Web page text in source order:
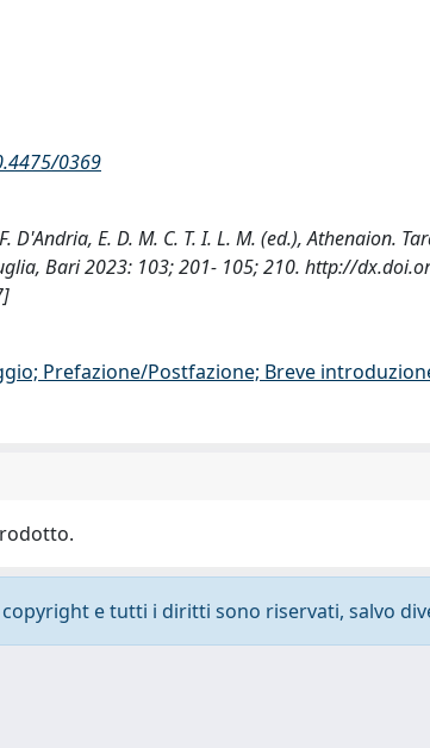
0369
D'Andria, E. D. M. C. T. I. L. M. (ed.), Athenaion.
Bari 2023: 103; 201- 105; 210. http://
Prefazione/Postfazione; Breve
e tutti i diritti sono riservati, salvo